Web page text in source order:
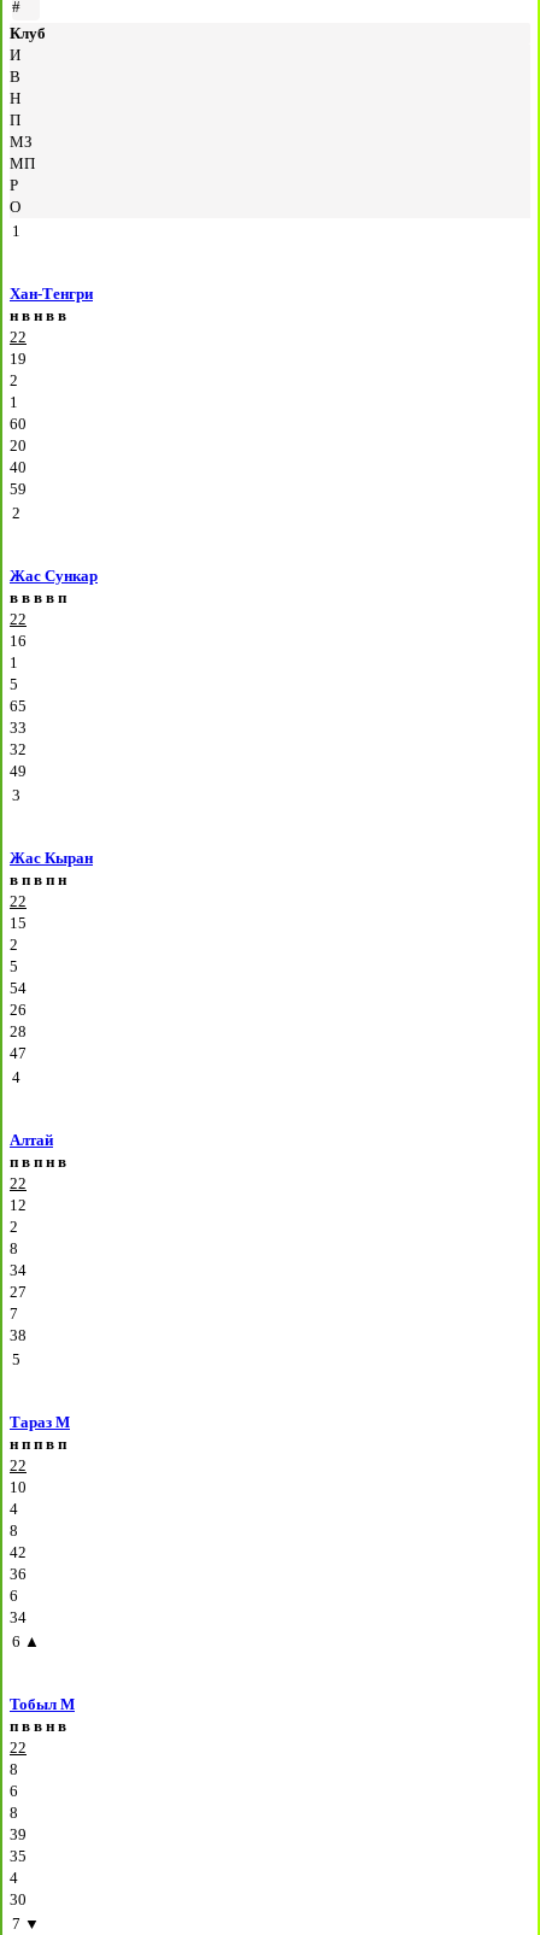
#
Клуб
И
В
Н
П
МЗ
МП
Р
О
1
Хан-Тенгри
н в н в в
22
19
2
1
60
20
40
59
2
Жас Сункар
в в в в п
22
16
1
5
65
33
32
49
3
Жас Кыран
в п в п н
22
15
2
5
54
26
28
47
4
Алтай
п в п н в
22
12
2
8
34
27
7
38
5
Тараз М
н п п в п
22
10
4
8
42
36
6
34
6 ▲
Тобыл М
п в в н в
22
8
6
8
39
35
4
30
7 ▼